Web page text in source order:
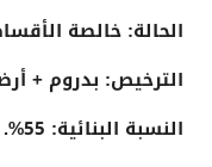
الحالة: خالصة
الترخيص: بدروم + أرضي + 3 أدوار
النسبة البنائية: